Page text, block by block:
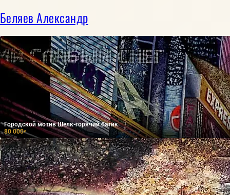
Беляев Александр
Городской мотив Шелк-горячий батик
80 000₽